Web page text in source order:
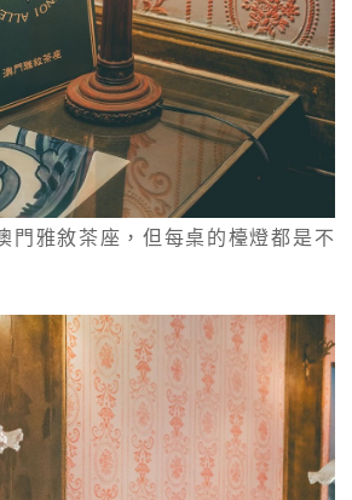
門雅敘茶座，但每桌的檯燈都是不